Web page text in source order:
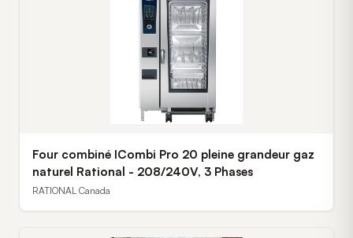
Four combiné ICombi Pro 20 pleine grandeur gaz
naturel Rational - 208/240V, 3 Phases
RATIONAL Canada